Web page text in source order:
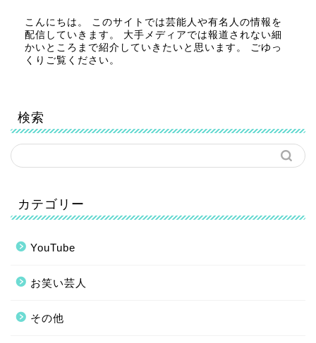
こんにちは。 このサイトでは芸能人や有名人の情報を
配信していきます。 大手メディアでは報道されない細
かいところまで紹介していきたいと思います。 ごゆっ
くりご覧ください。
検索
カテゴリー
YouTube
お笑い芸人
その他